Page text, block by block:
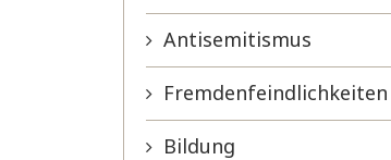
Antisemitismus
Fremdenfeindlichkeiten
Bildung